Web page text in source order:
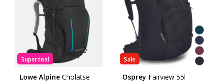
Superdeal
Lowe Alpine Cholatse
Sale
Osprey Fairview 55l